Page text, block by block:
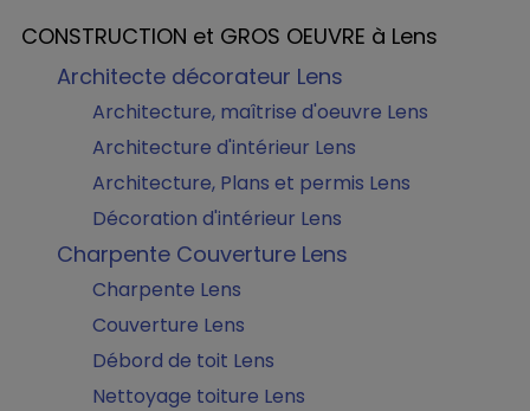
CONSTRUCTION et GROS OEUVRE à Lens
Architecte décorateur Lens
Architecture, maîtrise d'oeuvre Lens
Architecture d'intérieur Lens
Architecture, Plans et permis Lens
Décoration d'intérieur Lens
Charpente Couverture Lens
Charpente Lens
Couverture Lens
Débord de toit Lens
Nettoyage toiture Lens